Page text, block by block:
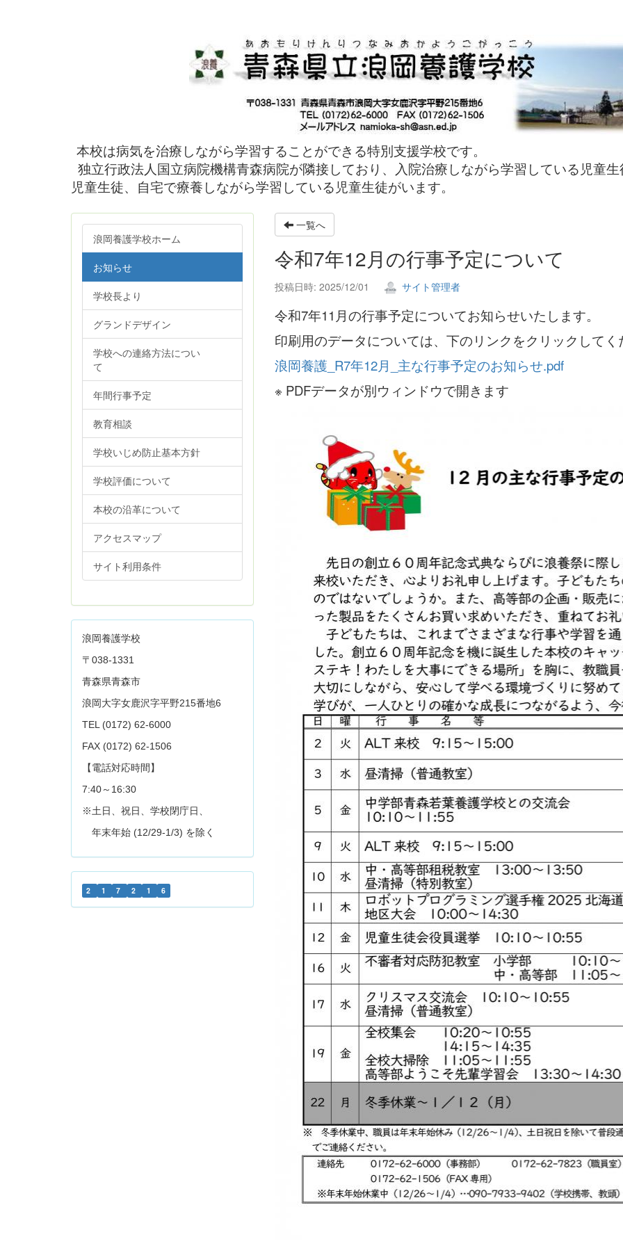
本校は病気を治療しながら学習することができる特別支援学校です。
独立行政法人国立病院機構青森病院が隣接しており、入院治療しながら学習している児童
児童生徒、自宅で療養しながら学習している児童生徒がいます。
一覧へ
令和7年12月の行事予定について
投稿日時: 2025/12/01 サイト管理者
令和7年11月の行事予定についてお知らせいたします。
印刷用のデータについては、下のリンクをクリックしてく
浪岡養護_R7年12月_主な行事予定のお知らせ.pdf
※ PDFデータが別ウィンドウで開きます
浪岡養護学校ホーム
お知らせ
学校長より
グランドデザイン
学校への連絡方法につい
て
年間行事予定
教育相談
学校いじめ防止基本方針
学校評価について
本校の沿革について
アクセスマップ
サイト利用条件
浪岡養護学校
〒038-1331
青森県青森市
浪岡大字女鹿沢字平野215番地6
TEL (0172) 62-6000
FAX (0172) 62-1506
【電話対応時間】
7:40～16:30
※土日、祝日、学校閉庁日、
年末年始 (12/29-1/3) を除く
2 1 7 2 1 6